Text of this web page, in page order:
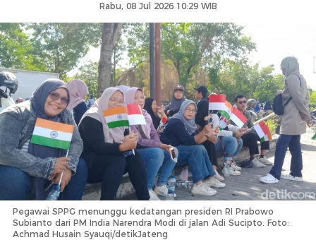
Rabu, 08 Jul 2026 10:29 WIB
Pegawai SPPG menunggu kedatangan presiden RI Prabowo
Subianto dari PM India Narendra Modi di jalan Adi Sucipto. Foto:
Achmad Husain Syauqi/detikJateng